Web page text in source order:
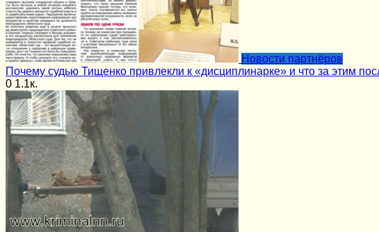
Новости партнёров
Почему судью Тищенко привлекли к «дисциплинарке» и что за этим
0 1.1к.